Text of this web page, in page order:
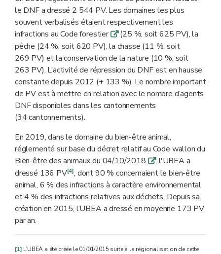
le DNF a dressé 2 544 PV. Les domaines les plus
souvent verbalisés étaient respectivement les
infractions au Code forestierq(25 %, soit 625 PV), la
pêche (24 %, soit 620 PV), la chasse (11 %, soit
269 PV) et la conservation de la nature (10 %, soit
263 PV). L’activité de répression du DNF est en hausse
constante depuis 2012 (+ 133 %). Le nombre important
de PV est à mettre en relation avec le nombre d’agents
DNF disponibles dans les cantonnements
(34 cantonnements).
En 2019, dans le domaine du bien-être animal,
réglementé sur base du décret relatif au Code wallon du
Bien-être des animaux du 04/10/2018 q, l'UBEA a
dressé 136 PV[4], dont 90 % concernaient le bien-être
animal, 6 % des infractions à caractère environnemental
et 4 % des infractions relatives aux déchets. Depuis sa
création en 2015, l’UBEA a dressé en moyenne 173 PV
par an.
[1] L’UBEA a été créée le 01/01/2015 suite à la régionalisation de cette